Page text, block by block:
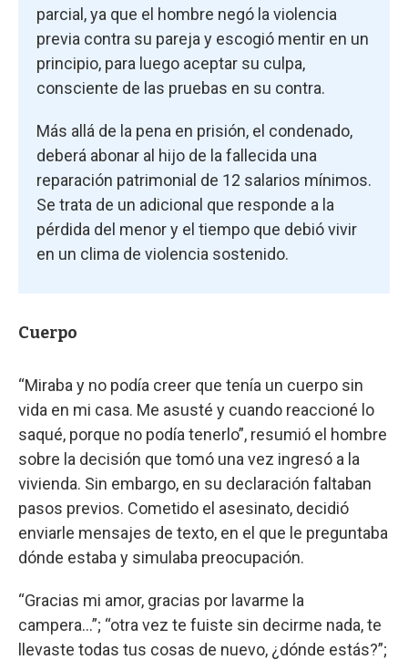
parcial, ya que el hombre negó la violencia
previa contra su pareja y escogió mentir en un
principio, para luego aceptar su culpa,
consciente de las pruebas en su contra.
Más allá de la pena en prisión, el condenado,
deberá abonar al hijo de la fallecida una
reparación patrimonial de 12 salarios mínimos.
Se trata de un adicional que responde a la
pérdida del menor y el tiempo que debió vivir
en un clima de violencia sostenido.
Cuerpo
“Miraba y no podía creer que tenía un cuerpo sin
vida en mi casa. Me asusté y cuando reaccioné lo
saqué, porque no podía tenerlo”, resumió el hombre
sobre la decisión que tomó una vez ingresó a la
vivienda. Sin embargo, en su declaración faltaban
pasos previos. Cometido el asesinato, decidió
enviarle mensajes de texto, en el que le preguntaba
dónde estaba y simulaba preocupación.
“Gracias mi amor, gracias por lavarme la
campera...”; “otra vez te fuiste sin decirme nada, te
llevaste todas tus cosas de nuevo, ¿dónde estás?”;